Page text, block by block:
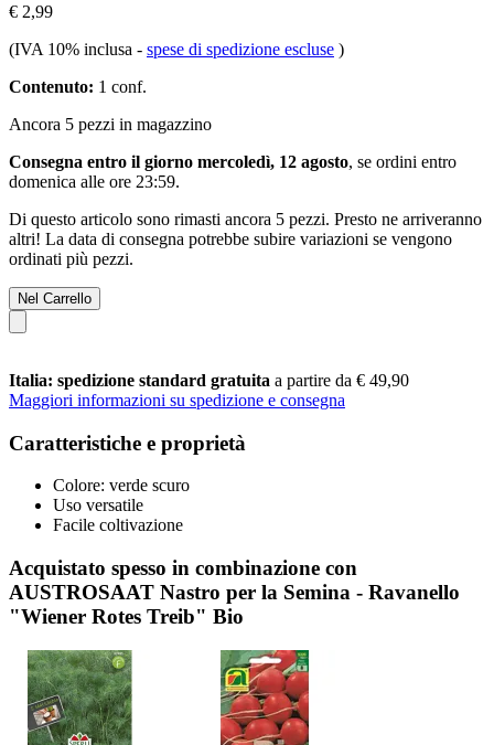
€ 2,99
(IVA 10% inclusa - spese di spedizione escluse )
Contenuto: 1 conf.
Ancora 5 pezzi in magazzino
Consegna entro il giorno mercoledì, 12 agosto, se ordini entro
domenica alle ore 23:59.
Di questo articolo sono rimasti ancora 5 pezzi. Presto ne arriveranno
altri! La data di consegna potrebbe subire variazioni se vengono
ordinati più pezzi.
Nel Carrello
Italia: spedizione standard gratuita a partire da € 49,90
Maggiori informazioni su spedizione e consegna
Caratteristiche e proprietà
Colore: verde scuro
Uso versatile
Facile coltivazione
Acquistato spesso in combinazione con
AUSTROSAAT Nastro per la Semina - Ravanello
"Wiener Rotes Treib" Bio